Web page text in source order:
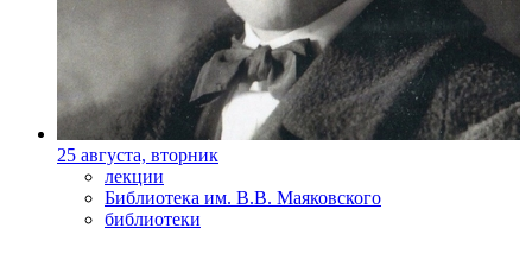
25 августа, вторник
лекции
Библиотека им. В.В. Маяковского
библиотеки